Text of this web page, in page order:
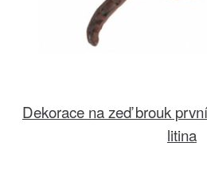
Dekorace na zeď brouk
litina